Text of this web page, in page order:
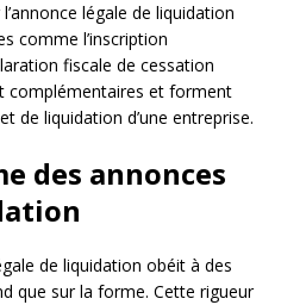
légale de liquidation
comme l’inscription
fiscale de cessation
complémentaires et forment
de liquidation d’une entreprise.
des annonces
de liquidation obéit à des
que sur la forme. Cette rigueur